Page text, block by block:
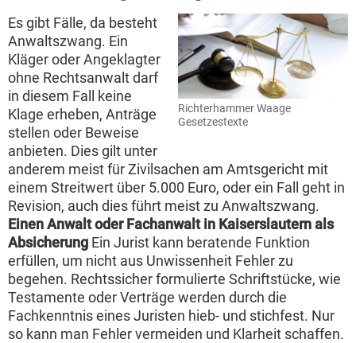
Richterhammer Waage
Gesetzestexte
Es gibt Fälle, da besteht
Anwaltszwang. Ein
Kläger oder Angeklagter
ohne Rechtsanwalt darf
in diesem Fall keine
Klage erheben, Anträge
stellen oder Beweise
anbieten. Dies gilt unter
anderem meist für Zivilsachen am Amtsgericht mit
einem Streitwert über 5.000 Euro, oder ein Fall geht in
Revision, auch dies führt meist zu Anwaltszwang.
Einen Anwalt oder Fachanwalt in Kaiserslautern als
Absicherung Ein Jurist kann beratende Funktion
erfüllen, um nicht aus Unwissenheit Fehler zu
begehen. Rechtssicher formulierte Schriftstücke, wie
Testamente oder Verträge werden durch die
Fachkenntnis eines Juristen hieb- und stichfest. Nur
so kann man Fehler vermeiden und Klarheit schaffen.